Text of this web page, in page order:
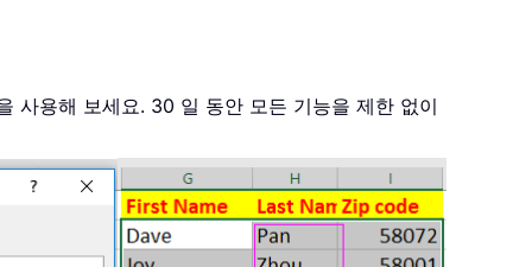
사용해 보세요. 30 일 동안 모든 기능을 제한 없이